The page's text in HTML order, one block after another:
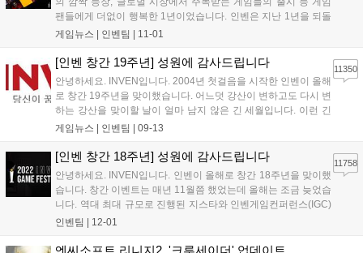
팬들에게 더없이 행복한 1년이었습니다. 인벤은 지난 1년을 되돌
아보고 업계 전체의 창의성과 기술적 성취를 제고하고자 게임 시
함께 반영하고자 합니다. 이를 위해 202...
게임뉴스 | 인벤팀 11-01
[인벤 창간 19주년] 성원에 감사드립니다
안녕하세요. INVEN입니다. 2004년 첫걸음을 시작한 인벤이 올해
로 창간 19주년을 맞이했습니다. 어느덧 강산이 변하고도 다시 변
하는 강산을 맞이할 날이 얼마 남지 않은 긴 세월입니다. 이런 긴
시간을 달려올 수 있던 원동력은 함께 해주신 유저분의 애정이 어
께 다시 한번 감사드립니다. 역동적...
게임뉴스 | 인벤팀 09-13
11350
[인벤 창간 18주년] 성원에 감사드립니다
안녕하세요. INVEN입니다. 인벤이 올해로 창간 18주년을 맞이했
습니다. 창간 이벤트는 매년 11월쯤 했었는데 올해는 조금 늦었습
니다. 역대 최대 규모로 진행된 지스타와 인벤게임컨퍼런스(IGC)
준비 때문에 바쁘기도 했고 야심 차게 준비한 올해의 게임(GOTY)
인벤 게임 페스티벌이라는 이름으...
인벤팀 12-01
11758